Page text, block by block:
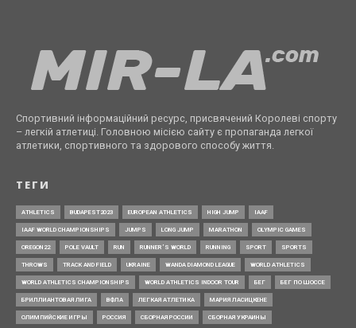
Спортивний інформаційний ресурс, присвячений Королеві спорту
– легкій атлетиці. Головною місією сайту є пропаганда легкої
атлетики, спортивного та здорового способу життя.
ТЕГИ
ATHLETICS BUDAPEST2023 EUROPEAN ATHLETICS HIGH JUMP IAAF
IAAF WORLD CHAMPIONSHIPS JUMPS LONG JUMP MARATHON OLYMPIC GAMES
OREGON22 POLE VAULT RUN RUNNER’S WORLD RUNNING SPORT SPORTS
THROWS TRACK AND FIELD UKRAINE WANDA DIAMOND LEAGUE WORLD ATHLETICS
WORLD ATHLETICS CHAMPIONSHIPS WORLD ATHLETICS INDOOR TOUR БЕГ БЕГ ПО ШОССЕ
БРИЛЛИАНТОВАЯ ЛИГА ВФЛА ЛЕГКАЯ АТЛЕТИКА МАРИЯ ЛАСИЦКЕНЕ
ОЛИМПИЙСКИЕ ИГРЫ РОССИЯ СБОРНАЯ РОССИИ СБОРНАЯ УКРАИНЫ